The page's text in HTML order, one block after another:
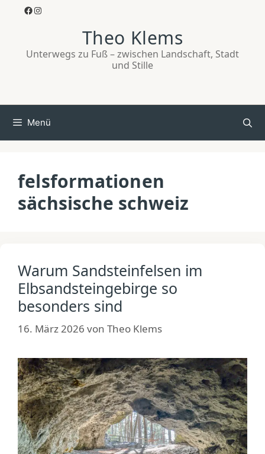
Facebook
Instagram
Theo Klems
Unterwegs zu Fuß – zwischen Landschaft, Stadt
und Stille
Menü
felsformationen
sächsische schweiz
Warum Sandsteinfelsen im
Elbsandsteingebirge so
besonders sind
16. März 2026 von Theo Klems